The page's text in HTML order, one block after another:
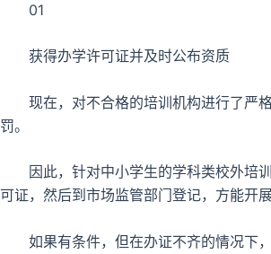
01
获得办学许可证并及时公布资质
现在，对不合格的培训机构进行了严格
罚。
因此，针对中小学生的学科类校外培
可证，然后到市场监管部门登记，方能开展
如果有条件，但在办证不齐的情况下